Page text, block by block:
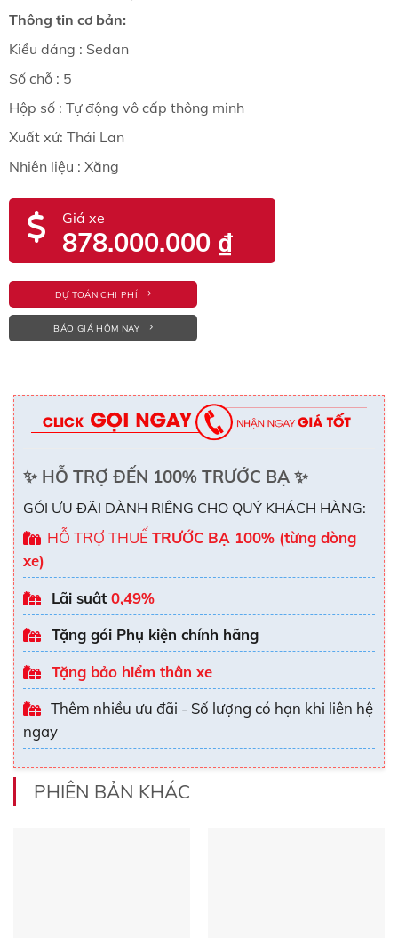
Thông tin cơ bản:
Kiểu dáng : Sedan
Số chỗ : 5
Hộp số : Tự động vô cấp thông minh
Xuất xứ: Thái Lan
Nhiên liệu : Xăng
Giá xe
878.000.000 ₫
DỰ TOÁN CHI PHÍ
BÁO GIÁ HÔM NAY
✨ HỖ TRỢ ĐẾN 100% TRƯỚC BẠ ✨
GÓI ƯU ĐÃI DÀNH RIÊNG CHO QUÝ KHÁCH HÀNG:
HỖ TRỢ THUẾ TRƯỚC BẠ 100% (từng dòng
xe)
Lãi suât 0,49%
Tặng gói Phụ kiện chính hãng
Tặng bảo hiểm thân xe
Thêm nhiều ưu đãi - Số lượng có hạn khi liên hệ
ngay
PHIÊN BẢN KHÁC